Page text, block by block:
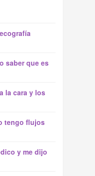
saber que es
la cara y los
tengo flujos
y me dijo